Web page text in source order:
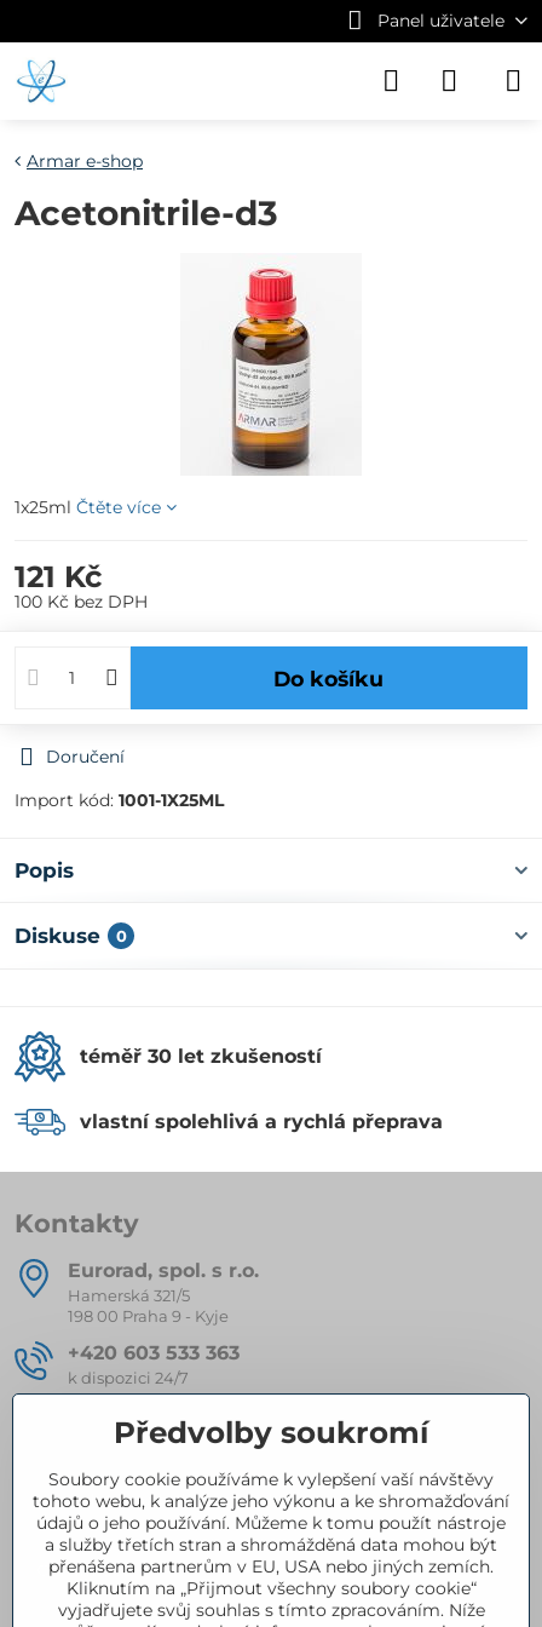
Panel uživatele
Armar e-shop
Acetonitrile-d3
1x25ml Čtěte více
121 Kč
100 Kč bez DPH
Do košíku
Doručení
Import kód: 1001-1X25ML
Popis
Diskuse 0
téměř 30 let zkušeností
vlastní spolehlivá a rychlá přeprava
Kontakty
Eurorad, spol​. s r​.o​.
Hamerská 321/5
198 00 Praha 9 - Kyje
+420 603 533 363
k dispozici 24/7
eurorad​@seznam​.cz
Kompletní nabídka produktů
Certifikace
Předvolby soukromí
Soubory cookie používáme k vylepšení vaší návštěvy
tohoto webu, k analýze jeho výkonu a ke shromažďování
údajů o jeho používání. Můžeme k tomu použít nástroje
a služby třetích stran a shromážděná data mohou být
přenášena partnerům v EU, USA nebo jiných zemích.
Kliknutím na „Přijmout všechny soubory cookie“
vyjadřujete svůj souhlas s tímto zpracováním. Níže